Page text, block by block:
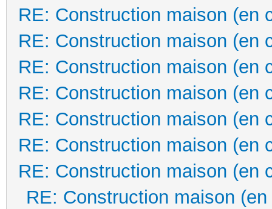
RE: Construction maison (en
RE: Construction maison (en
RE: Construction maison (en
RE: Construction maison (en
RE: Construction maison (en
RE: Construction maison (en
RE: Construction maison (en
RE: Construction maison